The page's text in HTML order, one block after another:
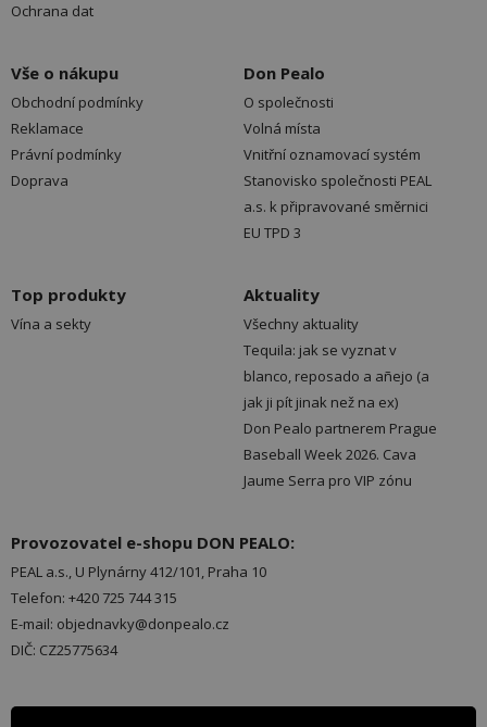
Ochrana dat
Vše o nákupu
Obchodní podmínky
Reklamace
Právní podmínky
Doprava
Don Pealo
O společnosti
Volná místa
Vnitřní oznamovací systém
Stanovisko společnosti PEAL
a.s. k připravované směrnici
EU TPD 3
Top produkty
Vína a sekty
Aktuality
Všechny aktuality
Tequila: jak se vyznat v
blanco, reposado a añejo (a
jak ji pít jinak než na ex)
Don Pealo partnerem Prague
Baseball Week 2026. Cava
Jaume Serra pro VIP zónu
Provozovatel e-shopu DON PEALO:
PEAL a.s., U Plynárny 412/101, Praha 10
Telefon: +420 725 744 315
E-mail: objednavky@donpealo.cz
DIČ: CZ25775634